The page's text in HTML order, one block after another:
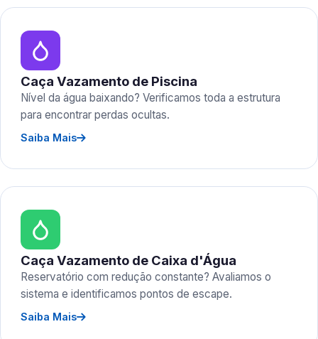
Caça Vazamento de Piscina
Nível da água baixando? Verificamos toda a estrutura
para encontrar perdas ocultas.
Saiba Mais
Caça Vazamento de Caixa d'Água
Reservatório com redução constante? Avaliamos o
sistema e identificamos pontos de escape.
Saiba Mais